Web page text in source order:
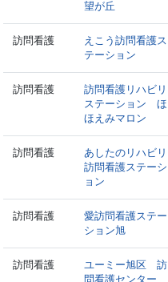
望が丘
訪問看護
えこう訪問看護ス
テーション
訪問看護
訪問看護リハビリ
ステーション ほ
ほえみマロン
訪問看護
あしたのリハビリ
訪問看護ステーシ
ョン
訪問看護
愛訪問看護ステー
ション旭
訪問看護
ユーミー旭区 訪
問看護センター